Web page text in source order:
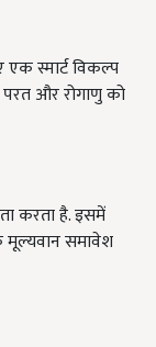
एक स्मार्ट विकल्प
और रोगाणु को
करता है. इसमें
मूल्यवान समावेश